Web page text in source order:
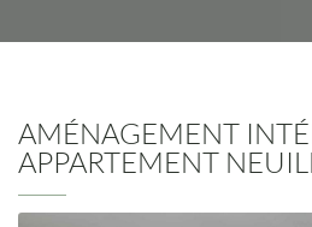
AMÉNAGEMENT
APPARTEMENT